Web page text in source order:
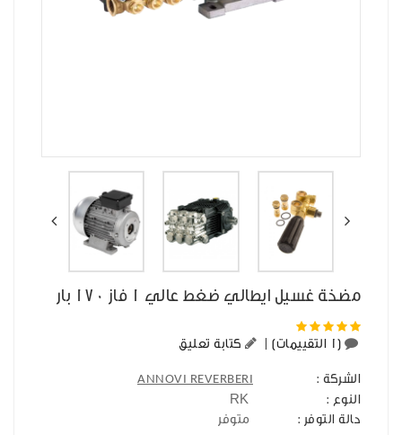
مضخة غسيل ايطالي ضغط عالي 1 فاز 170 بار
(1 التقييمات) كتابة تعليق
الشركة :
ANNOVI REVERBERI
النوع :
حالة التوفر : متوفر